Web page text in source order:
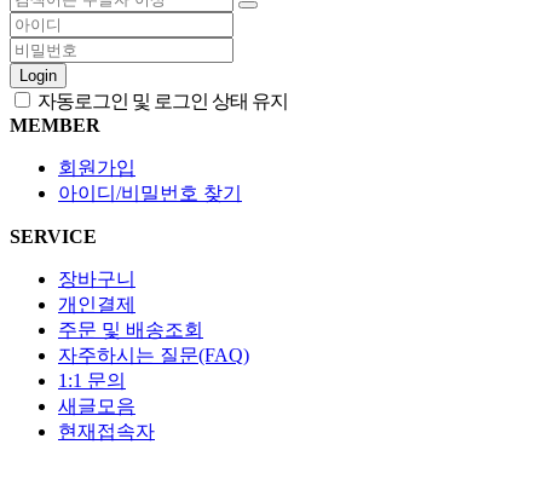
Login
자동로그인 및 로그인 상태 유지
MEMBER
회원가입
아이디/비밀번호 찾기
SERVICE
장바구니
개인결제
주문 및 배송조회
자주하시는 질문(FAQ)
1:1 문의
새글모음
현재접속자